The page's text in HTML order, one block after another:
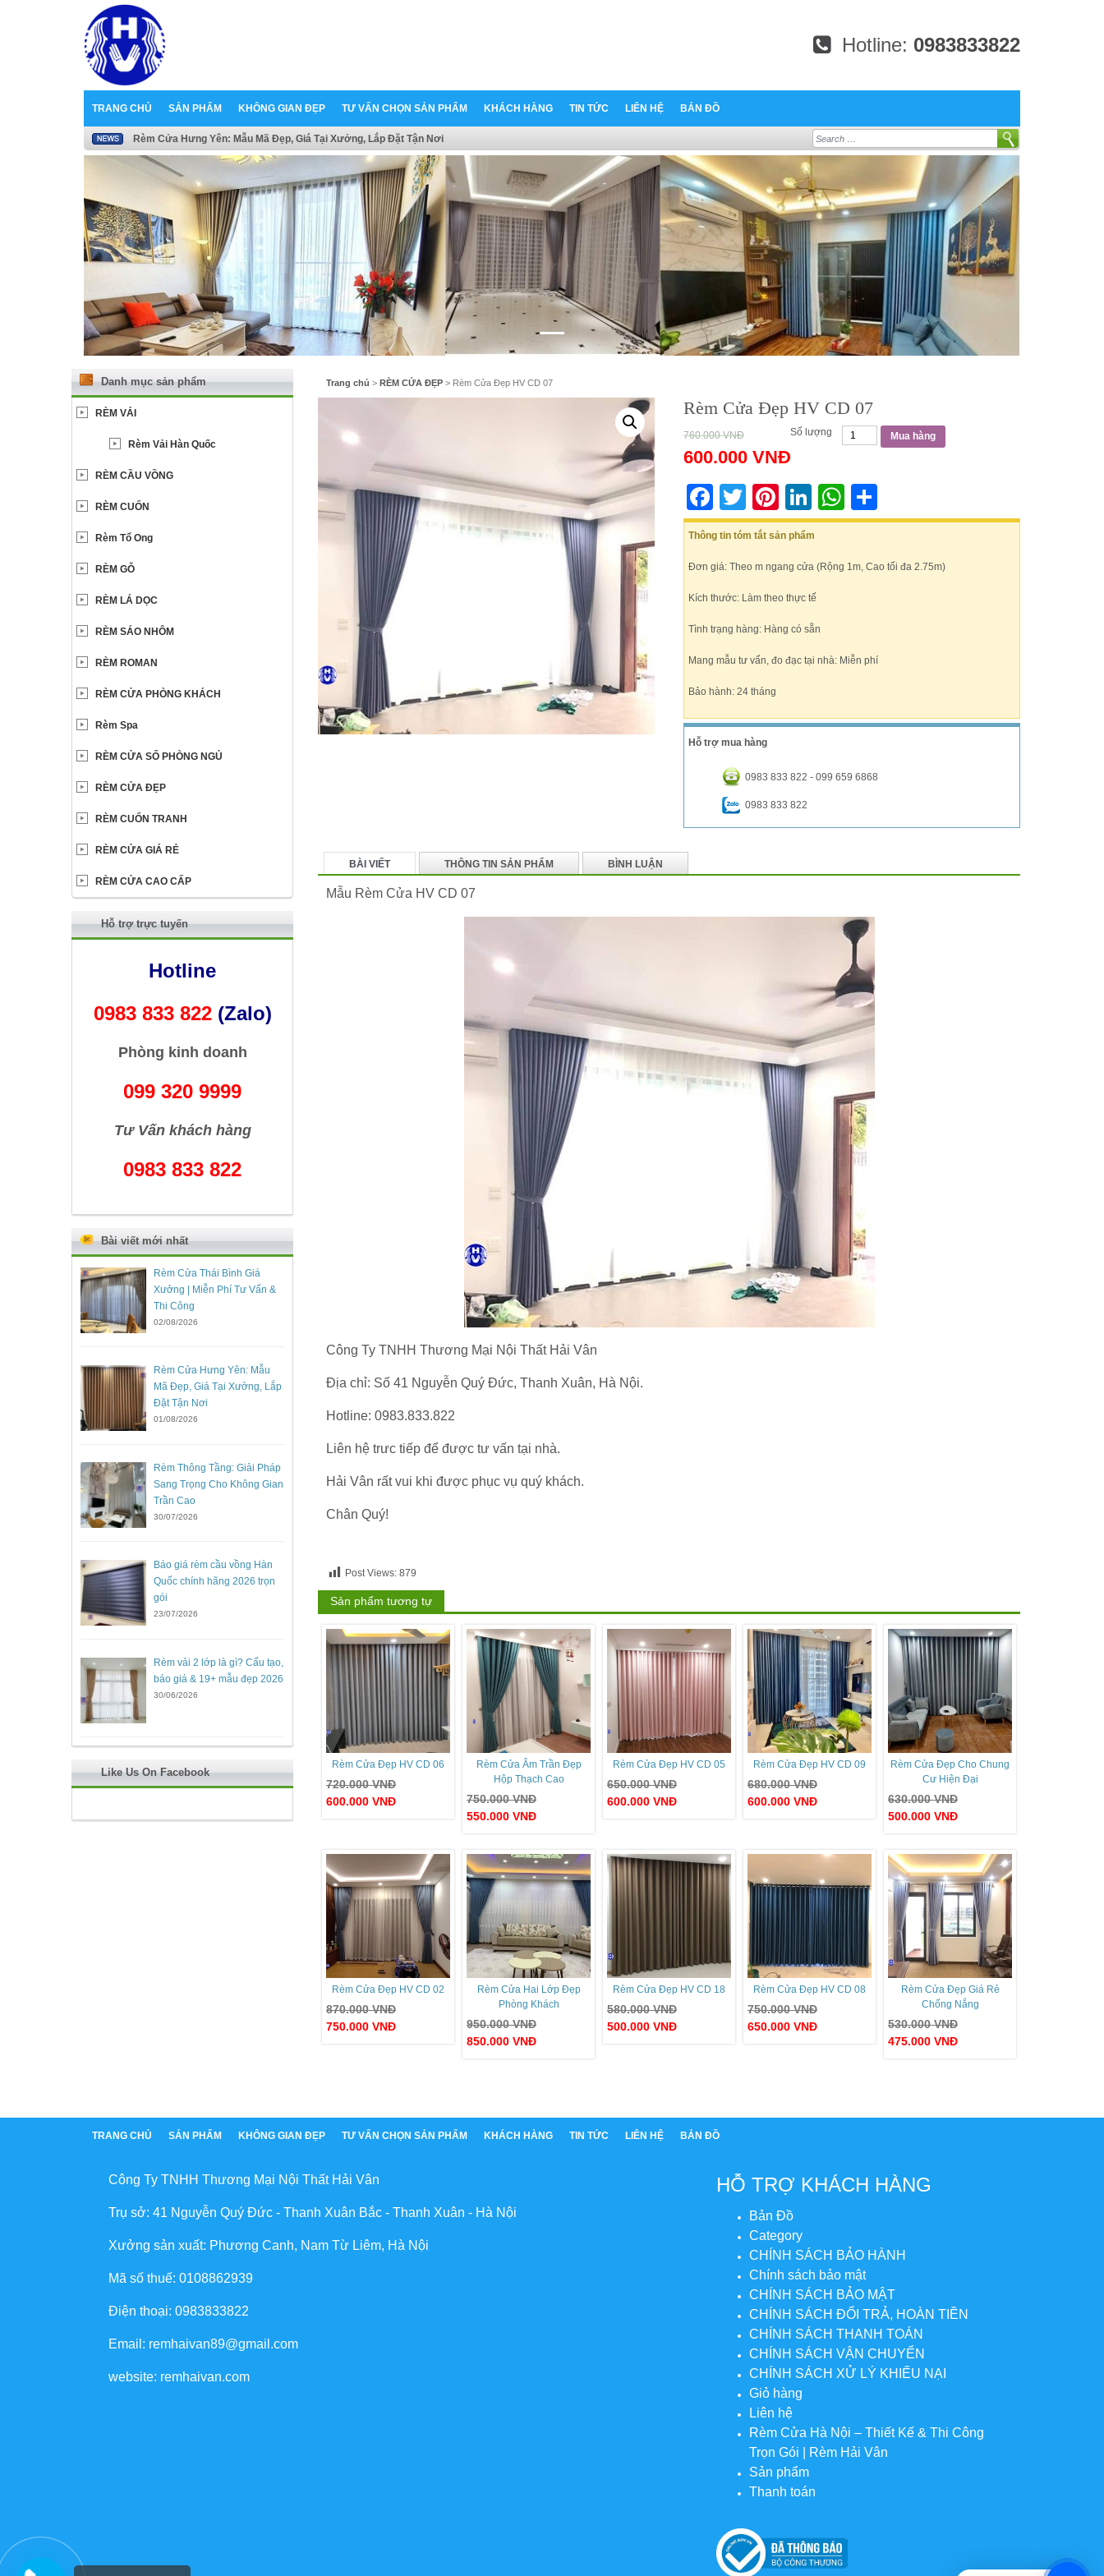
Hotline: 0983833822
TRANG CHỦ SẢN PHẨM KHÔNG GIAN ĐẸP TƯ VẤN CHỌN SẢN PHẨM KHÁCH HÀNG TIN TỨC LIÊN HỆ BẢN ĐỒ
Rèm Cửa Hưng Yên: Mẫu Mã Đẹp, Giá Tại Xưởng, Lắp Đặt Tận Nơi Search
Trang chủ > RÈM CỬA ĐẸP > Rèm Cửa Đẹp HV CD 07
Rèm Cửa Đẹp HV CD 07
760.000VNĐ
600.000 VNĐ
Số lượng Mua hàng
Facebook
TwitterPinterest
LinkedIn
WhatsApp
Thông tin tóm tắt sản phẩm
Đơn giá: Theo m ngang cửa (Rộng 1m, Cao tối đa 2.75m)
Kích thước: Làm theo thực tế
Tình trạng hàng: Hàng có sẵn
Mang mẫu tư vấn, đo đạc tại nhà: Miễn phí
Bảo hành: 24 tháng
Hỗ trợ mua hàng
0983 833 822 - 099 659 6868
0983 833 822
BÀI VIẾT THÔNG TIN SẢN PHẨM BÌNH LUẬN
Mẫu Rèm Cửa HV CD 07
Công Ty TNHH Thương Mại Nội Thất Hải Vân
Địa chỉ: Số 41 Nguyễn Quý Đức, Thanh Xuân, Hà Nội.
Hotline: 0983.833.822
Liên hệ trưc tiếp để được tư vấn tại nhà.
Hải Vân rất vui khi được phục vụ quý khách.
Chân Quý!
Post Views: 879
Sản phẩm tương tự
Rèm Cửa Đẹp HV CD 06
720.000VNĐ
600.000 VNĐ
Rèm Cửa Âm Trần Đẹp
Hộp Thạch Cao
750.000VNĐ
550.000 VNĐ
Rèm Cửa Đẹp HV CD 05
650.000VNĐ
600.000 VNĐ
Rèm Cửa Đẹp HV CD 09
680.000VNĐ
600.000 VNĐ
Rèm Cửa Đẹp Cho Chung
Cư Hiện Đại
630.000VNĐ
500.000 VNĐ
Rèm Cửa Đẹp HV CD 02
870.000VNĐ
750.000 VNĐ
Rèm Cửa Hai Lớp Đẹp
Phòng Khách
950.000VNĐ
850.000 VNĐ
Rèm Cửa Đẹp HV CD 18
580.000VNĐ
500.000 VNĐ
Rèm Cửa Đẹp HV CD 08
750.000VNĐ
650.000 VNĐ
Rèm Cửa Đẹp Giá Rẻ
Chống Nắng
530.000VNĐ
475.000 VNĐ
Danh mục sản phẩm
RÈM VẢI
Rèm Vải Hàn Quốc
RÈM CẦU VỒNG
RÈM CUỐN
Rèm Tổ Ong
RÈM GỖ
RÈM LÁ DỌC
RÈM SÁO NHÔM
RÈM ROMAN
RÈM CỬA PHÒNG KHÁCH
Rèm Spa
RÈM CỬA SỔ PHÒNG NGỦ
RÈM CỬA ĐẸP
RÈM CUỐN TRANH
RÈM CỬA GIÁ RẺ
RÈM CỬA CAO CẤP
Hỗ trợ trực tuyến
Hotline
0983 833 822 (Zalo)
Phòng kinh doanh
099 320 9999
Tư Vấn khách hàng
0983 833 822
Bài viết mới nhất
Rèm Cửa Thái Bình Giá
Xưởng | Miễn Phí Tư Vấn &
Thi Công
02/08/2026
Rèm Cửa Hưng Yên: Mẫu
Mã Đẹp, Giá Tại Xưởng, Lắp
Đặt Tận Nơi
01/08/2026
Rèm Thông Tầng: Giải Pháp
Sang Trọng Cho Không Gian
Trần Cao
30/07/2026
Báo giá rèm cầu vồng Hàn
Quốc chính hãng 2026 trọn
gói
23/07/2026
Rèm vải 2 lớp là gì? Cấu tạo,
báo giá & 19+ mẫu đẹp 2026
30/06/2026
Like Us On Facebook
TRANG CHỦ SẢN PHẨM KHÔNG GIAN ĐẸP TƯ VẤN CHỌN SẢN PHẨM KHÁCH HÀNG TIN TỨC LIÊN HỆ BẢN ĐỒ
Công Ty TNHH Thương Mại Nội Thất Hải Vân
Trụ sở: 41 Nguyễn Quý Đức - Thanh Xuân Bắc - Thanh Xuân - Hà Nội
Xưởng sản xuất: Phương Canh, Nam Từ Liêm, Hà Nội
Mã số thuế: 0108862939
Điện thoại: 0983833822
Email: remhaivan89@gmail.com
website: remhaivan.com
HỖ TRỢ KHÁCH HÀNG
Bản Đồ
Category
CHÍNH SÁCH BẢO HÀNH
Chính sách bảo mật
CHÍNH SÁCH BẢO MẬT
CHÍNH SÁCH ĐỔI TRẢ, HOÀN TIỀN
CHÍNH SÁCH THANH TOÁN
CHÍNH SÁCH VẬN CHUYỂN
CHÍNH SÁCH XỬ LÝ KHIẾU NẠI
Giỏ hàng
Liên hệ
Rèm Cửa Hà Nội – Thiết Kế & Thi Công
Trọn Gói | Rèm Hải Vân
Sản phẩm
Thanh toán